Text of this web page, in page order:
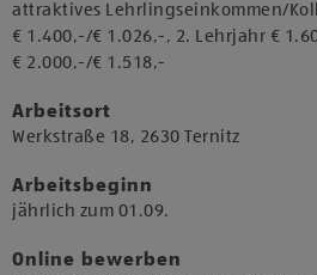
attraktives Lehrlingseinkommen/
€ 1.400,-/€ 1.026,-, 2. Lehrjahr €
€ 2.000,-/€ 1.518,-
Arbeitsort
​Werkstraße 18, 2630 Ternitz​​
Arbeitsbeginn
jährlich zum 01.09.​
Online bewerben